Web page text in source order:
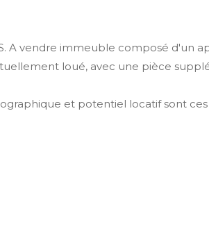
A vendre immeuble composé
loué, avec une pièce
et potentiel locatif sont